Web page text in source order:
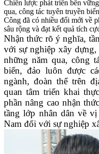
Chiến lược phát triển bền
qua, công tác tuyên truyền
Công đã có nhiều đổi mới về
sâu rộng và đạt kết quả tích
Nhận thức rõ ý nghĩa,
với sự nghiệp xây dựng,
những năm qua, công
biển, đảo luôn được
ngành, đoàn thể trên
quan tâm triển khai
phần nâng cao nhận
tầng lớp nhân dân về
Nam đối với sự nghiệp